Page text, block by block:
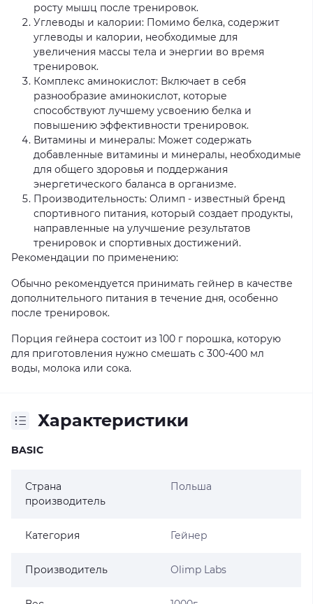
росту мышц после тренировок.
Углеводы и калории: Помимо белка, содержит
углеводы и калории, необходимые для
увеличения массы тела и энергии во время
тренировок.
Комплекс аминокислот: Включает в себя
разнообразие аминокислот, которые
способствуют лучшему усвоению белка и
повышению эффективности тренировок.
Витамины и минералы: Может содержать
добавленные витамины и минералы, необходимые
для общего здоровья и поддержания
энергетического баланса в организме.
Производительность: Олимп - известный бренд
спортивного питания, который создает продукты,
направленные на улучшение результатов
тренировок и спортивных достижений.
Рекомендации по применению:
Обычно рекомендуется принимать гейнер в качестве
дополнительного питания в течение дня, особенно
после тренировок.
Порция гейнера состоит из 100 г порошка, которую
для приготовления нужно смешать с 300-400 мл
воды, молока или сока.
Характеристики
BASIC
Страна
производитель
Польша
Категория Гейнер
Производитель Olimp Labs